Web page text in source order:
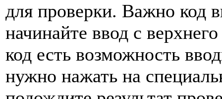
для проверки. Важно код
начинайте ввод с
код есть возможность
нужно нажать на